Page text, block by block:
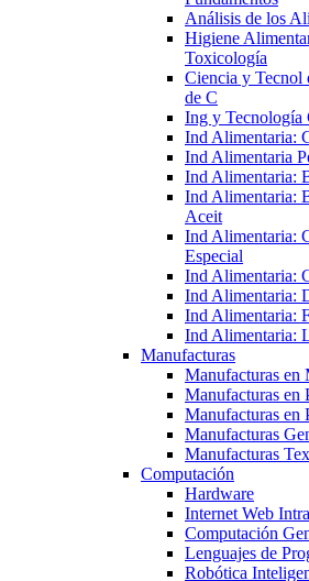
Análisis de los
Higiene
Toxicología
Ciencia y Tecnol
de C
Ing y Tecnología
Ind Alimentaria:
Ind Alimentaria
Ind Alimentaria:
Ind Alimentaria:
Aceit
Ind Alimentaria:
Especial
Ind Alimentaria:
Ind Alimentaria:
Ind Alimentaria:
Ind Alimentaria:
Manufacturas
Manufacturas en
Manufacturas en
Manufacturas en
Manufacturas
Manufacturas
Computación
Hardware
Internet Web
Computación
Lenguajes de
Robótica